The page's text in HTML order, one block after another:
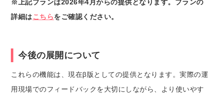
※上記プランは2026年4月からの提供となります。プランの
詳細はこちらをご確認ください。
今後の展開について
これらの機能は、現在β版としての提供となります。実際の運
用現場でのフィードバックを大切にしながら、より使いやす